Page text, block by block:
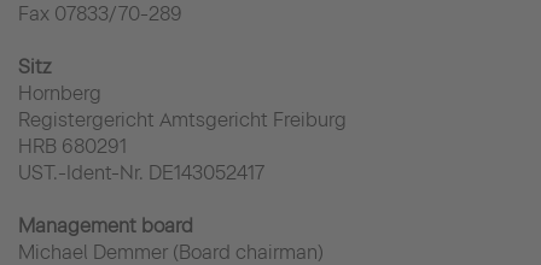
Fax 07833/70-289
Sitz
Hornberg
Registergericht Amtsgericht Freiburg
HRB 680291
UST.-Ident-Nr. DE143052417
Management board
Michael Demmer (Board chairman)